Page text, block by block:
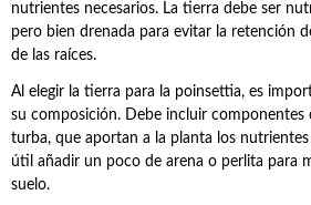
nutrientes necesarios. La tierra debe ser
pero bien drenada para evitar la retención
de las raíces.
Al elegir la tierra para la poinsettia, es
su composición. Debe incluir componentes
turba, que aportan a la planta los nutrientes
útil añadir un poco de arena o perlita para
suelo.